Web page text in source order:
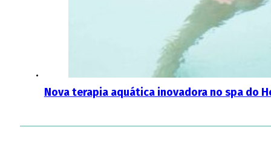
Nova terapia aquática inovadora no spa do